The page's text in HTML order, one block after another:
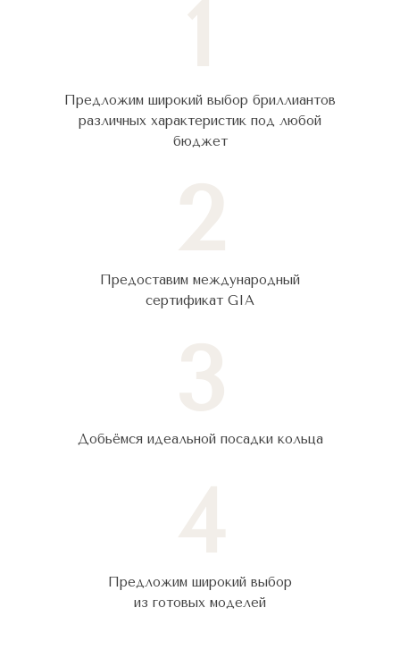
Предложим широкий выбор бриллиантов
различных характеристик под любой
бюджет
Предоставим международный
сертификат GIA
Добьёмся идеальной посадки кольца
Предложим широкий выбор
из готовых моделей